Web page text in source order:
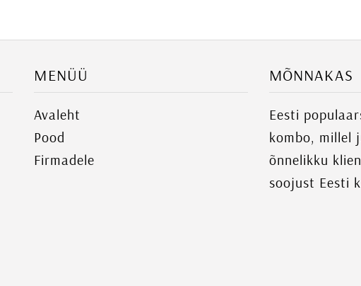
MENÜÜ
Avaleht
Pood
Firmadele
MÕNNAKAS
Eesti
kombo, millel
õnnelikku
soojust Eesti